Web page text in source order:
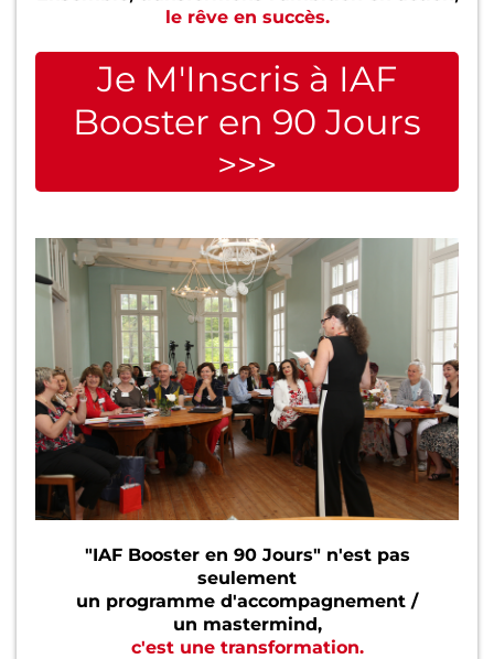
le rêve en succès.
Je M'Inscris à IAF
Booster en 90 Jours
>>>
"IAF Booster en 90 Jours" n'est pas
seulement
un programme d'accompagnement /
un mastermind,
c'est une transformation.